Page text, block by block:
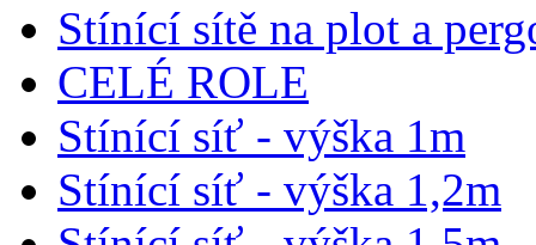
Stínící sítě na plot a
CELÉ ROLE
Stínící síť - výška 1m
Stínící síť - výška 1,2m